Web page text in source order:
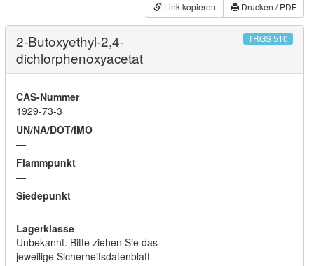
Link kopieren Drucken / PDF
2-Butoxyethyl-2,4-
dichlorphenoxyacetat
TRGS 510
CAS-Nummer
1929-73-3
UN/NA/DOT/IMO
—
Flammpunkt
—
Siedepunkt
—
Lagerklasse
Unbekannt. Bitte ziehen Sie das
jeweilige Sicherheitsdatenblatt